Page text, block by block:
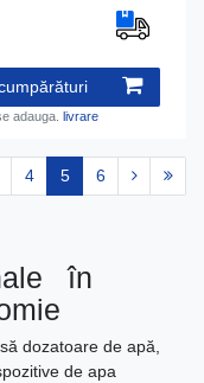
adauga.livrare
4 5 6
în
dozatoare de apă,
de apa